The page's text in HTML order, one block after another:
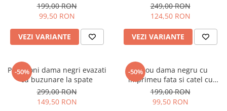
199,00 RON
99,50 RON
VEZI VARIANTE
249,00 RON
124,50 RON
VEZI VARIANTE
-50%
Pantaloni dama negri evazati
cu buzunare la spate
299,00 RON
149,50 RON
-50%
Tricou dama negru cu
imprimeu fata si catel cu
ochelari
199,00 RON
99,50 RON